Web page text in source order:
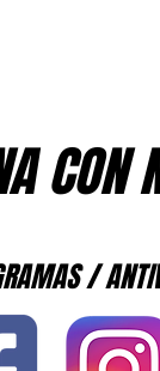
CON
/